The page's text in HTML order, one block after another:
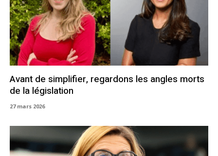
Avant de simplifier, regardons les angles morts
de la législation
27 mars 2026